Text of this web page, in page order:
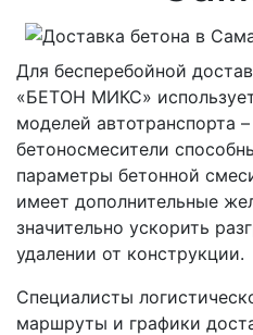
Для бесперебойной
«БЕТОН МИКС»
моделей автотранспорта
бетоносмесители
параметры бетонной
имеет дополнительные
значительно ускорить
удалении от конструкции.
Специалисты
маршруты и графики